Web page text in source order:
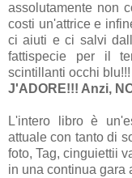
assolutamente non
costi un'attrice e
ci aiuti e ci salvi
fattispecie per il
scintillanti occhi blu!!!
J'ADORE!!! Anzi,
L'intero libro è
attuale con tanto di
foto, Tag, cinguiettii
in una continua gara